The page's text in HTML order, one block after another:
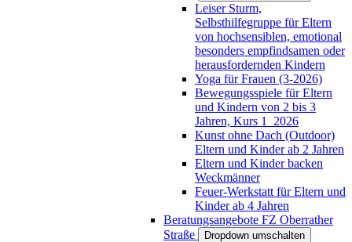
Leiser Sturm,
Selbsthilfegruppe für Eltern
von hochsensiblen, emotional
besonders empfindsamen oder
herausfordernden Kindern
Yoga für Frauen (3-2026)
Bewegungsspiele für Eltern
und Kindern von 2 bis 3
Jahren, Kurs 1_2026
Kunst ohne Dach (Outdoor)
Eltern und Kinder ab 2 Jahren
Eltern und Kinder backen
Weckmänner
Feuer-Werkstatt für Eltern und
Kinder ab 4 Jahren
Beratungsangebote FZ Oberrather
Straße
Dropdown umschalten